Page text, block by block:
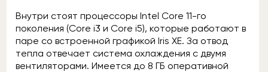
Внутри стоят процессоры Intel Core 11-го
поколения (Core i3 и Core i5), которые работают в
паре со встроенной графикой Iris XE. За отвод
тепла отвечает система охлаждения с двумя
вентиляторами. Имеется до 8 ГБ оперативной